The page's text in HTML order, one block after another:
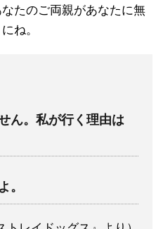
たのご両親があなたに無
ね。
ん。私が行く理由は
。